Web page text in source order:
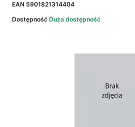
EAN 5901821314404
Dostępność Duża dostępność